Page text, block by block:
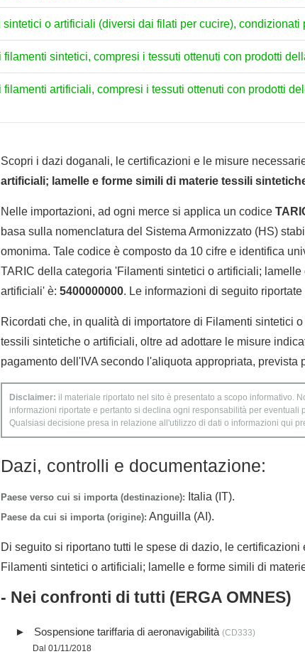
sintetici o artificiali (diversi dai filati per cucire), condizionati
filamenti sintetici, compresi i tessuti ottenuti con prodotti
filamenti artificiali, compresi i tessuti ottenuti con prodotti
Scopri i dazi doganali, le certificazioni e le misure
artificiali; lamelle e forme simili di materie tessili
Nelle importazioni, ad ogni merce si applica un codice
basa sulla nomenclatura del Sistema Armonizzato (HS)
omonima. Tale codice è composto da 10 cifre e identifica
TARIC della categoria 'Filamenti sintetici o artificiali;
artificiali' è: 5400000000. Le informazioni di seguito
Ricordati che, in qualità di importatore di Filamenti sintetici
tessili sintetiche o artificiali, oltre ad adottare le misure
pagamento dell'IVA secondo l'aliquota appropriata, prevista
Disclaimer: il materiale riportato nel sito è presentato a scopo informativo.
informazioni riportate e pertanto si declina ogni responsabilità per
Qualsiasi decisione presa in relazione all'utilizzo di dati o informazioni qui
Dazi, controlli e documentazione:
Paese verso cui si importa (destinazione): Italia (IT).
Paese da cui si importa (origine): Anguilla (AI).
Di seguito si riportano tutti le spese di dazio, le
Filamenti sintetici o artificiali; lamelle e forme simili di
- Nei confronti di tutti (ERGA OMNES)
Sospensione tariffaria di aeronavigabilità (CD333)
Dal 01/11/2018